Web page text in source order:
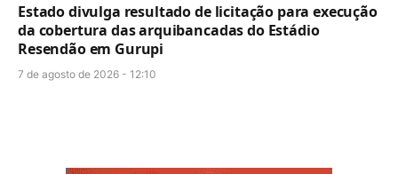
Estado divulga resultado de licitação para execução
da cobertura das arquibancadas do Estádio
Resendão em Gurupi
7 de agosto de 2026 - 12:10